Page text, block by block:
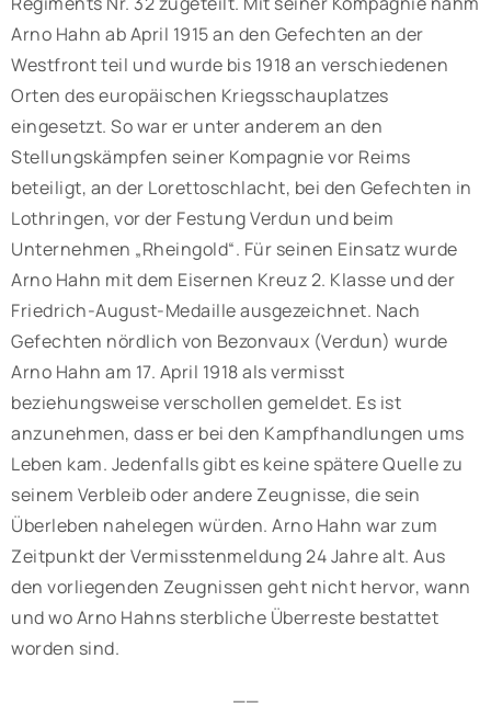
Arno Hahn ab April 1915 an den Gefechten an der
Westfront teil und wurde bis 1918 an verschiedenen
Orten des europäischen Kriegsschauplatzes
eingesetzt. So war er unter anderem an den
Stellungskämpfen seiner Kompagnie vor Reims
beteiligt, an der Lorettoschlacht, bei den Gefechten in
Lothringen, vor der Festung Verdun und beim
Unternehmen „Rheingold“. Für seinen Einsatz wurde
Arno Hahn mit dem Eisernen Kreuz 2. Klasse und der
Friedrich-August-Medaille ausgezeichnet. Nach
Gefechten nördlich von Bezonvaux (Verdun) wurde
Arno Hahn am 17. April 1918 als vermisst
beziehungsweise verschollen gemeldet. Es ist
anzunehmen, dass er bei den Kampfhandlungen ums
Leben kam. Jedenfalls gibt es keine spätere Quelle zu
seinem Verbleib oder andere Zeugnisse, die sein
Überleben nahelegen würden. Arno Hahn war zum
Zeitpunkt der Vermisstenmeldung 24 Jahre alt. Aus
den vorliegenden Zeugnissen geht nicht hervor, wann
und wo Arno Hahns sterbliche Überreste bestattet
worden sind.
——